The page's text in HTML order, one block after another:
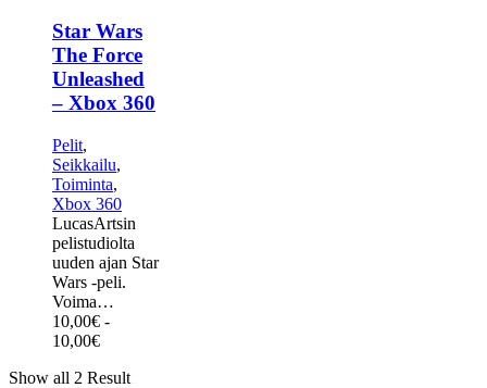
Star Wars
The Force
Unleashed
– Xbox 360
Pelit,
Seikkailu,
Toiminta,
Xbox 360
LucasArtsin
pelistudiolta
uuden ajan Star
Wars -peli.
Voima…
10,00€ -
10,00€
Show all 2 Result